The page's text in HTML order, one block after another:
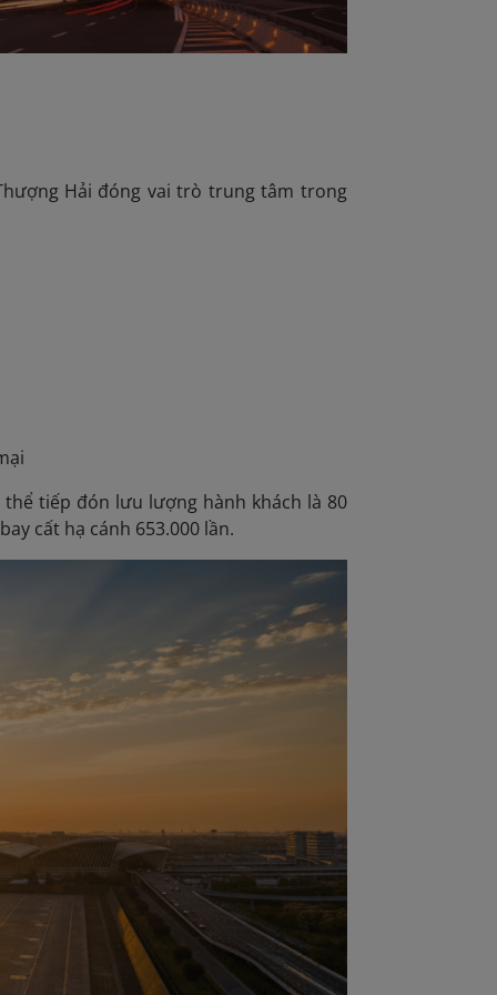
Hải đóng vai trò trung tâm trong
tiếp đón lưu lượng hành khách là 80
cất hạ cánh 653.000 lần.